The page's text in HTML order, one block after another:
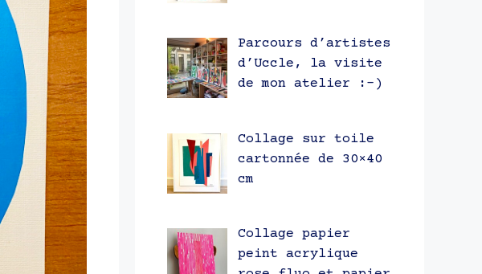
Parcours d’artistes
d’Uccle, la visite
de mon atelier :-)
Collage sur toile
cartonnée de 30×40
cm
Collage papier
peint acrylique